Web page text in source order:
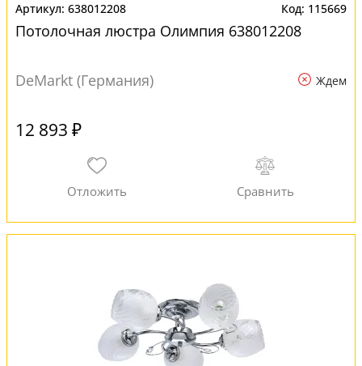
638012208 115669
Потолочная люстра Олимпия 638012208
DeMarkt (Германия) Ждем
12 893 ₽